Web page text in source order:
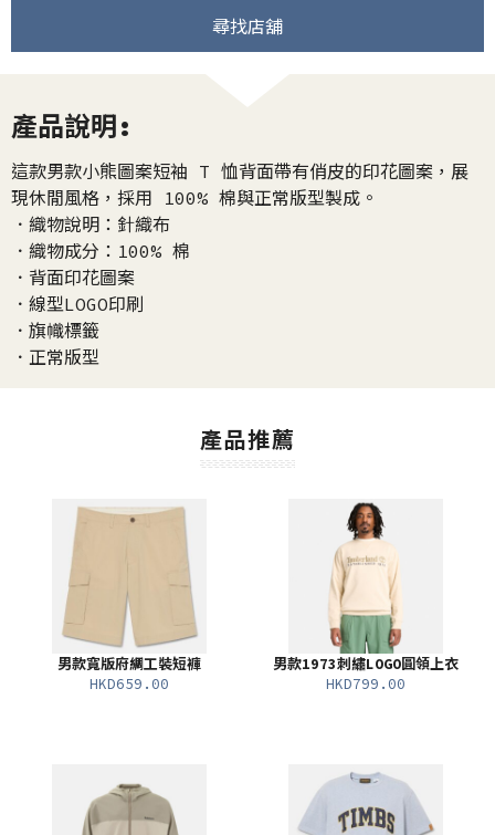
尋找店舖
產品說明:
這款男款小熊圖案短袖 T 恤背面帶有俏皮的印花圖案，展
現休閒風格，採用 100% 棉與正常版型製成。
．織物說明：針織布
．織物成分：100% 棉
．背面印花圖案
．線型LOGO印刷
．旗幟標籤
．正常版型
產品推薦
男款寬版府綢工裝短褲
HKD659.00
男款1973刺繡LOGO圓領上衣
HKD799.00